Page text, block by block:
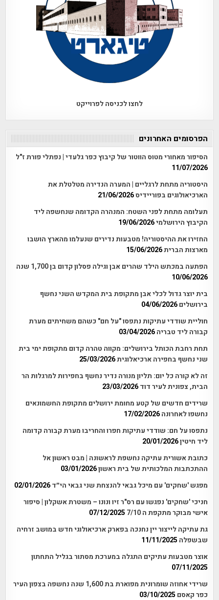
לחצו לכניסה לפרוייקט
הפרסומים האחרונים
הסיפור מאחורי מטוס הווטור של קיבוץ כפר גלעדי | נפתלי פורת ז"ל
11/07/2026
היסטוריה מתחת לרגליים | המערה הנדירה מטלטלת את
הארכיאולוגים בפוריידיס21/06/2026
תעלומה מתחת לפני השטח: המנהרה הקדומה שנחשפה ליד
הקיבוץ הירושלמי19/06/2026
החזירו את ההיסטוריה! מטבעות נדירים שנעלמו מהארץ הושבו
מארצות הברית15/06/2026
הפתעה במכתש הילד שהרים אבן וגילה פסלון קדום בן 1,700 שנה
10/06/2026
בית יוצר גדול לכלי אבן מתקופת בית המקדש השני נחשף
בירושלים 04/06/2026
חוליית שודדי עתיקות נתפסו "על חם" כשהם משחיתים מערת
קבורה ליד טבריה 03/04/2026
תחת רחבת הכותל בירושלים: מקווה טהרה קדום מתקופת ימי בית
שני נחשף בחפירה ארכיאלוגית25/03/2026
זה לא קורה כל יום: תליון מנורה נדיר נחשף בחפירות למרגלות הר
הבית, צפונית לעיר דוד 23/03/2026
שרידים חדשים של קטע מחומת ירושלים מתקופת החשמונאים
נחשפו לאחרונה 17/02/2026
נתפסו על חם: שודדי עתיקות חפרו והחריבו מערת קבורה קדומה
ליד חיטין20/01/2026
כתובת אשורית עתיקה נחשפת לראשונה | מבט ראשון אל
ההתכתבות המלכותית של בית ראשון03/01/2026
מפגש 'שחקים' עם מיכל גבאי להנצחת שני גבאי הי״ד 02/01/2026
חניכי 'שחקים' נפגשו עם רס"ר זיו ונונו – משטרת אשקלון | סיפור
אישי מבוקר מתקפת ה 7/10
07/12/2025
גת עתיקה לייצור יין נחנכה בפארק ארכיאולוגי חדש במושב זרחיה
שבשפלה 11/11/2025
אוצר מטבעות עתיקים התגלה במערכת מסתור בגליל התחתון
07/11/2025
שרידי אחוזה שומרונית מפוארת בת 1,600 שנה נחשפה בצפון העיר
כפר קאסם 03/10/2025